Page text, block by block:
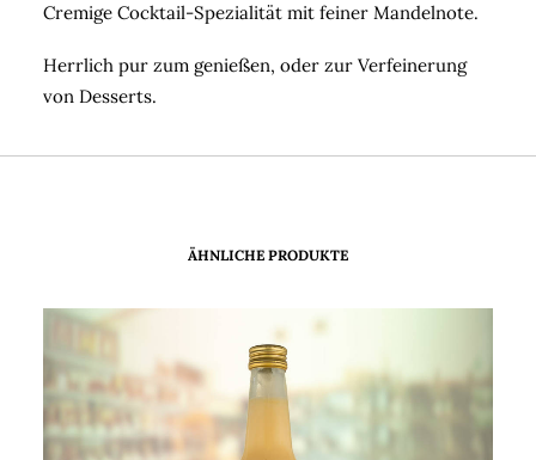
Cremige Cocktail-Spezialität mit feiner Mandelnote.
Herrlich pur zum genießen, oder zur Verfeinerung
von Desserts.
ÄHNLICHE PRODUKTE